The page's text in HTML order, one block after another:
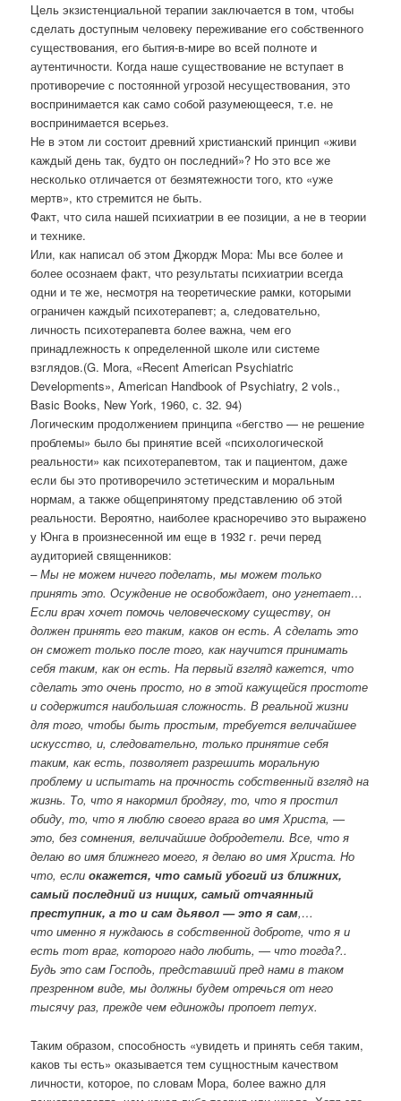
Цель экзистенциальной терапии заключается в том, чтобы
сделать доступным человеку переживание его собственного
существования, его бытия-в-мире во всей полноте и
аутентичности. Когда наше существование не вступает в
противоречие с постоянной угрозой несуществования, это
воспринимается как само собой разумеющееся, т.е. не
воспринимается всерьез.
Не в этом ли состоит древний христианский принцип «живи
каждый день так, будто он последний»? Но это все же
несколько отличается от безмятежности того, кто «уже
мертв», кто стремится не быть.
Факт, что сила нашей психиатрии в ее позиции, а не в теории
и технике.
Или, как написал об этом Джордж Мора: Мы все более и
более осознаем факт, что результаты психиатрии всегда
одни и те же, несмотря на теоретические рамки, которыми
ограничен каждый психотерапевт; а, следовательно,
личность психотерапевта более важна, чем его
принадлежность к определенной школе или системе
взглядов.(G. Mora, «Recent American Psychiatric
Developments», American Handbook of Psychiatry, 2 vols.,
Basic Books, New York, 1960, с. 32. 94)
Логическим продолжением принципа «бегство — не решение
проблемы» было бы принятие всей «психологической
реальности» как психотерапевтом, так и пациентом, даже
если бы это противоречило эстетическим и моральным
нормам, а также общепринятому представлению об этой
реальности. Вероятно, наиболее красноречиво это выражено
у Юнга в произнесенной им еще в 1932 г. речи перед
аудиторией священников:
– Мы не можем ничего поделать, мы можем только
принять это. Осуждение не освобождает, оно угнетает…
Если врач хочет помочь человеческому существу, он
должен принять его таким, каков он есть. А сделать это
он сможет только после того, как научится принимать
себя таким, как он есть. На первый взгляд кажется, что
сделать это очень просто, но в этой кажущейся простоте
и содержится наибольшая сложность. В реальной жизни
для того, чтобы быть простым, требуется величайшее
искусство, и, следовательно, только принятие себя
таким, как есть, позволяет разрешить моральную
проблему и испытать на прочность собственный взгляд на
жизнь. То, что я накормил бродягу, то, что я простил
обиду, то, что я люблю своего врага во имя Христа, —
это, без сомнения, величайшие добродетели. Все, что я
делаю во имя ближнего моего, я делаю во имя Христа. Но
что, еслиокажется, что самый убогий из ближних,
самый последний из нищих, самый отчаянный
преступник, а то и сам дьявол — это я сам,…
что именно я нуждаюсь в собственной доброте, что я и
есть тот враг, которого надо любить, — что тогда?..
Будь это сам Господь, представший пред нами в таком
презренном виде, мы должны будем отречься от него
тысячу раз, прежде чем единожды пропоет петух.
Таким образом, способность «увидеть и принять себя таким,
каков ты есть» оказывается тем сущностным качеством
личности, которое, по словам Мора, более важно для